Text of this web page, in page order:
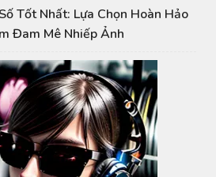
Tốt Nhất: Lựa Chọn Hoàn Hảo
Đam Mê Nhiếp Ảnh